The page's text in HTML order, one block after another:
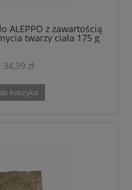
ALEPPO z zawartością
twarzy ciała 175 g
34,99 zł
do koszyka